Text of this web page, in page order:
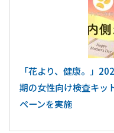
「花より、健康。」
期の女性向け検査キッ
ペーンを実施